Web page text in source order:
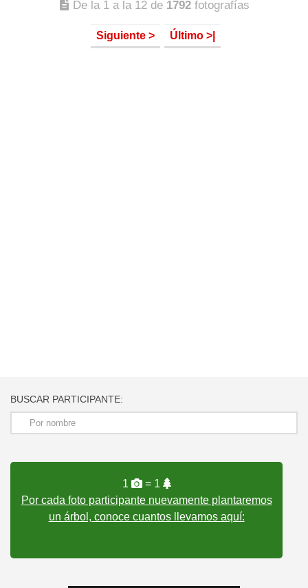
De la 1 a la 12 de 1792 fotografías
Siguiente > Último >|
BUSCAR PARTICIPANTE:
1
= 1
Por cada foto participante nuevamente plantaremos
un árbol, conoce cuantos llevamos aquí: